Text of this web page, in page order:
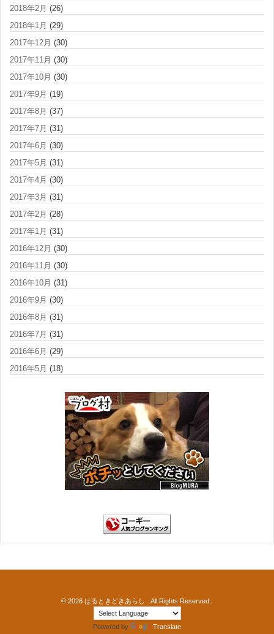
2018年2月 (26)
2018年1月 (29)
2017年12月 (30)
2017年11月 (30)
2017年10月 (30)
2017年9月 (19)
2017年8月 (37)
2017年7月 (31)
2017年6月 (30)
2017年5月 (31)
2017年4月 (30)
2017年3月 (31)
2017年2月 (28)
2017年1月 (31)
2016年12月 (30)
2016年11月 (30)
2016年10月 (31)
2016年9月 (30)
2016年8月 (31)
2016年7月 (31)
2016年6月 (29)
2016年5月 (18)
© 2026 はるときどきあらし . All Rights Reserved..
Powered by Translate